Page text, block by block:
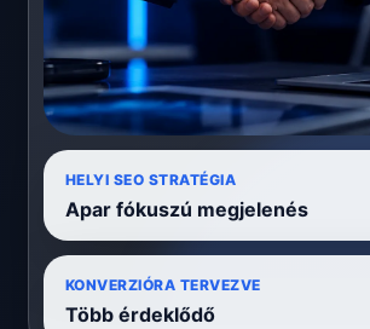
HELYI SEO STRATÉGIA
Apar fókuszú megjelenés
KONVERZIÓRA TERVEZVE
Több érdeklődő